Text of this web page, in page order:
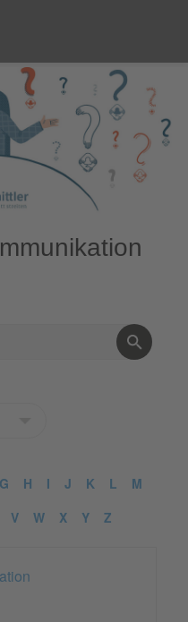
G H I J K L
M
V W X Y Z